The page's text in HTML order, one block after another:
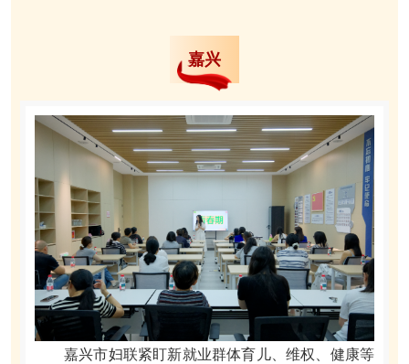
嘉兴
嘉兴市妇联紧盯新就业群体育儿、维权、健康等